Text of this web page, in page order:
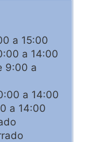
a 15:00
a 14:00
9:00 a
a 14:00
a 14:00